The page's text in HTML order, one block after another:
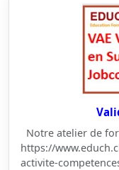
Notre atelier de
https://
activite-